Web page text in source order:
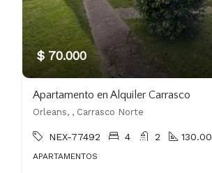
$ 70.000
Apartamento en Alquiler Carrasco
Orleans, , Carrasco Norte
NEX-77492 4 2 130.00
APARTAMENTOS